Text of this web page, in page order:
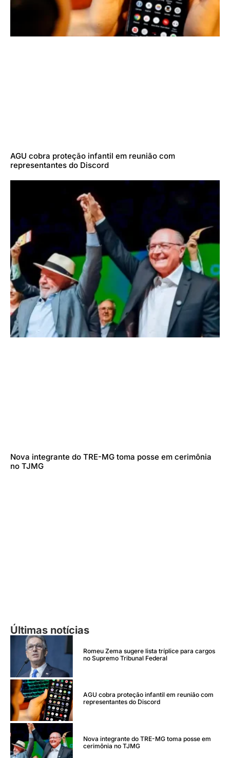
AGU cobra proteção infantil em reunião com
representantes do Discord
Nova integrante do TRE-MG toma posse em cerimônia
no TJMG
Últimas notícias
Romeu Zema sugere lista tríplice para cargos
no Supremo Tribunal Federal
AGU cobra proteção infantil em reunião com
representantes do Discord
Nova integrante do TRE-MG toma posse em
cerimônia no TJMG